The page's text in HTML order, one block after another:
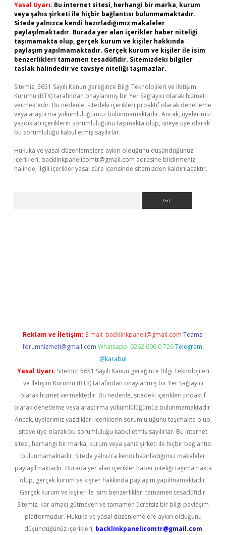
Yasal Uyarı: Bu internet sitesi, herhangi bir marka, kurum
veya şahıs şirketi ile hiçbir bağlantısı bulunmamaktadır.
Sitede yalnızca kendi hazırladığımız makaleler
paylaşılmaktadır. Burada yer alan içerikler haber niteliği
taşımamakta olup, gerçek kurum ve kişiler hakkında
paylaşım yapılmamaktadır. Gerçek kurum ve kişiler ile isim
benzerlikleri tamamen tesadüfidir. Sitemizdeki bilgiler
taslak halindedir ve tavsiye niteliği taşımazlar.
Sitemiz, 5651 Sayılı Kanun gereğince Bilgi Teknolojileri ve İletişim
Kurumu (BTK) tarafından onaylanmış bir Yer Sağlayıcı olarak hizmet
vermektedir. Bu nedenle, sitedeki içerikleri proaktif olarak denetleme
veya araştırma yükümlülüğümüz bulunmamaktadır. Ancak, üyelerimiz
yazdıkları içeriklerin sorumluluğunu taşımakta olup, siteye üye olarak
bu sorumluluğu kabul etmiş sayılırlar.
Hukuka ve yasal düzenlemelere aykırı olduğunu düşündüğünüz
içerikleri, backlinkpanelicomtr@gmail.com adresine bildirmeniz
halinde, ilgili içerikler yasal süre içerisinde sitemizden kaldırılacaktır.
Reklam ve İletişim: E-mail: backlinkpaneli@gmail.com Teams:
forumhizmeti@gmail.com Whatsapp: 0262 606 0 726 Telegram:
@karabul
Yasal Uyarı: Sitemiz, 5651 Sayılı Kanun gereğince Bilgi Teknolojileri
ve İletişim Kurumu (BTK) tarafından onaylanmış bir Yer Sağlayıcı
olarak hizmet vermektedir. Bu nedenle, sitedeki içerikleri proaktif
olarak denetleme veya araştırma yükümlülüğümüz bulunmamaktadır.
Ancak, üyelerimiz yazdıkları içeriklerin sorumluluğunu taşımakta olup,
siteye üye olarak bu sorumluluğu kabul etmiş sayılırlar. Bu internet
sitesi, herhangi bir marka, kurum veya şahıs şirketi ile hiçbir bağlantısı
bulunmamaktadır. Sitede yalnızca kendi hazırladığımız makaleler
paylaşılmaktadır. Burada yer alan içerikler haber niteliği taşımamakta
olup, gerçek kurum ve kişiler hakkında paylaşım yapılmamaktadır.
Gerçek kurum ve kişiler ile isim benzerlikleri tamamen tesadüfidir.
Sitemiz, kar amacı gütmeyen ve tamamen ücretsiz bir bilgi paylaşım
platformudur. Hukuka ve yasal düzenlemelere aykırı olduğunu
düşündüğünüz içerikleri, backlinkpanelicomtr@gmail.com